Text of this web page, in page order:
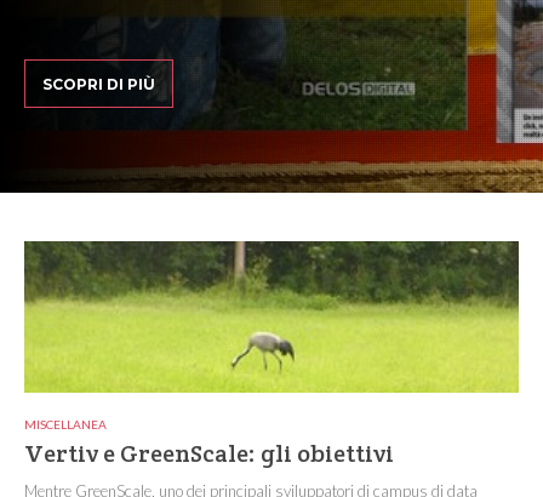
SCOPRI DI PIÙ
MISCELLANEA
Vertiv e GreenScale: gli obiettivi
Mentre GreenScale, uno dei principali sviluppatori di campus di data